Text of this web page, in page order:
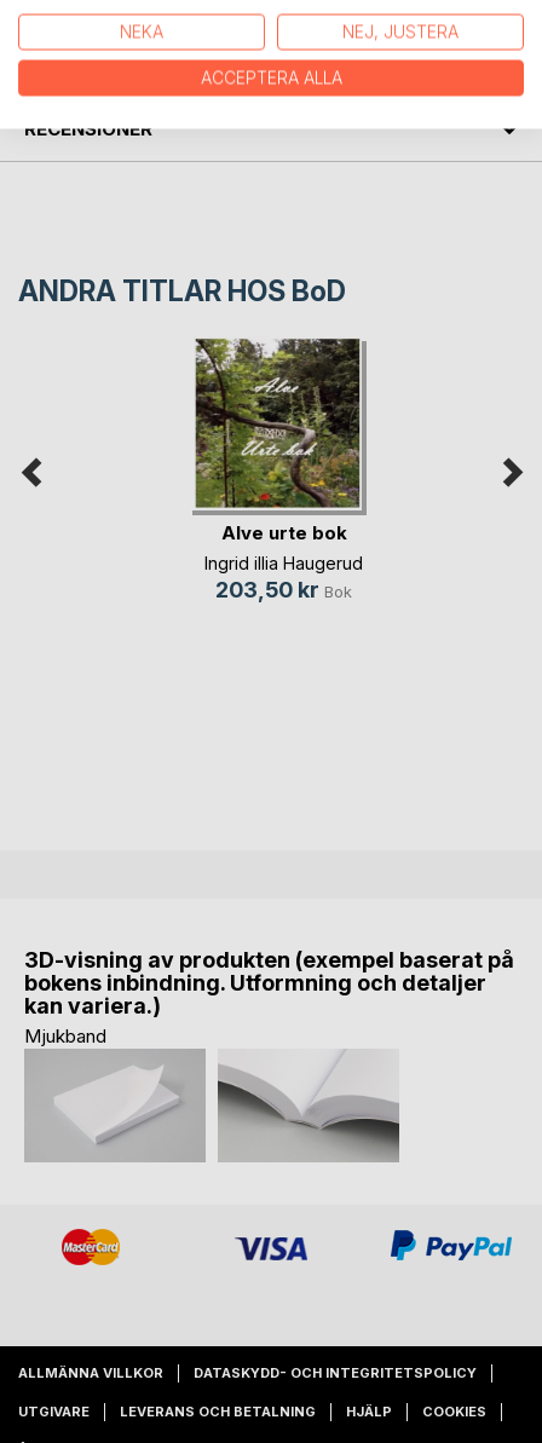
KOMMENTARER I PRESSEN
RECENSIONER
ANDRA TITLAR HOS BoD
Alve urte bok
Ingrid illia Haugerud
203,50 kr Bok
3D-visning av produkten (exempel baserat på
bokens inbindning. Utformning och detaljer
kan variera.)
Mjukband
ALLMÄNNA VILLKOR DATASKYDD- OCH INTEGRITETSPOLICY
UTGIVARE LEVERANS OCH BETALNING HJÄLP COOKIES
NEKA NEJ, JUSTERA
ACCEPTERA ALLA